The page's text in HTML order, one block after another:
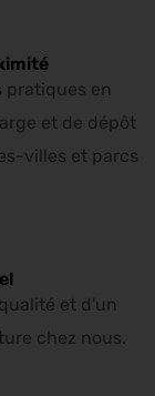
pratiques en
et de dépôt
villes et parcs
et d'un
chez nous.